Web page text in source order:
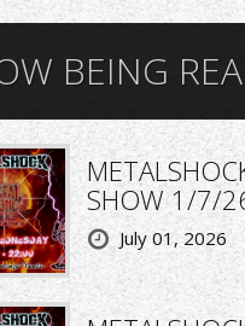
BEING
SHOW 1/7/
July 01, 2026